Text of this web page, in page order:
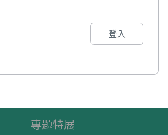
登入
專題特展